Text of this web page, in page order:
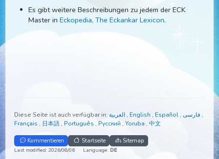
Ressourcen
Es gibt weitere Beschreibungen zu jedem der ECK
Diese Seite ist auch verfügbar in: العربية,English
Français,日本語,Português, Русский